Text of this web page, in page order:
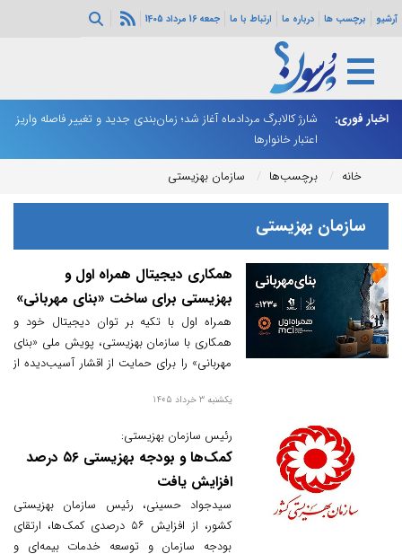
آرشیو برچسب ها درباره ما ارتباط با ما جمعه 16 مرداد 1405
اخبار فوری:
هرمز ادامه
شارژ کالابرگ مردادماه آغاز شد؛ زمان‌بندی جدید و تغییر فاصله واریز
اعتبار خانوارها
خانه
برچسب‌ها سازمان بهزیستی
سازمان بهزیستی
همکاری دیجیتال همراه اول و
بهزیستی برای ساخت «بنای مهربانی»
همراه اول با تکیه بر توان دیجیتال خود و
همکاری با سازمان بهزیستی، پویش ملی «بنای
مهربانی» را برای حمایت از اقشار آسیب‌دیده از
یکشنبه 3 خرداد 1405
رئیس سازمان بهزیستی:
کمک‌ها و بودجه بهزیستی ۵۶ درصد
افزایش یافت
سیدجواد حسینی، رئیس سازمان بهزیستی
کشور، از افزایش ۵۶ درصدی کمک‌ها، ارتقای
بودجه سازمان و توسعه خدمات بیمه‌ای و